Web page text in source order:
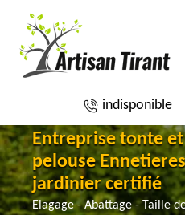
indisponible
Entreprise tonte
pelouse
jardinier certifié
Elagage - Abattage - Taille